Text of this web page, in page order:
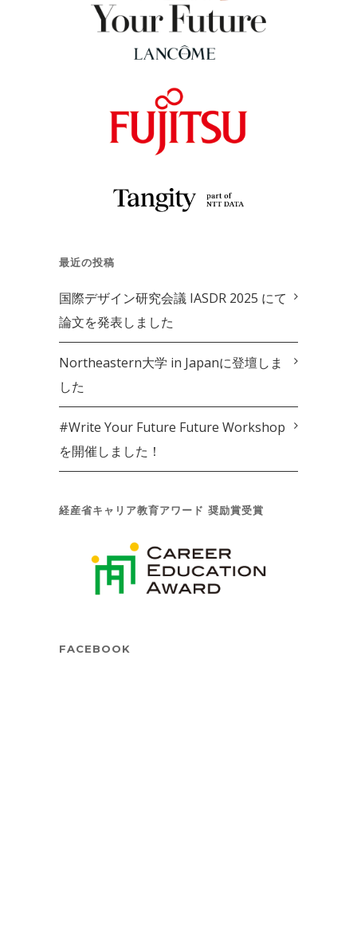
最近の投稿
国際デザイン研究会議 IASDR 2025 にて
論文を発表しました
Northeastern大学 in Japanに登壇しま
した
#Write Your Future Future Workshop
を開催しました！
経産省キャリア教育アワード 奨励賞受賞
FACEBOOK